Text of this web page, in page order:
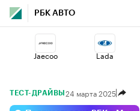
РБК АВТО
Jaecoo Lada
Geely Haval
ТЕСТ-ДРАЙВЫ 24 марта 2025